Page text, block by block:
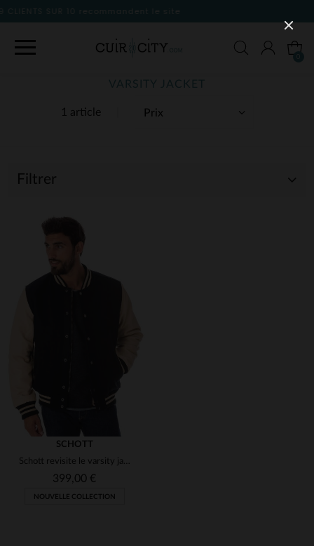
1 article
VARSITY JACKET
Filtrer
(1)
SCHOTT
Schott revisite le varsity jacket en laine et cuir de vachette beige.
399,00 €
NOUVELLE COLLECTION